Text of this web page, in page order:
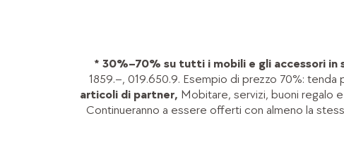
* 30%–70% su tutti i mobili e gli accessori in
1859.–, 019.650.9. Esempio di prezzo 70%:
articoli di partner, Mobitare, servizi, buoni regalo
Continueranno a essere offerti con almeno la